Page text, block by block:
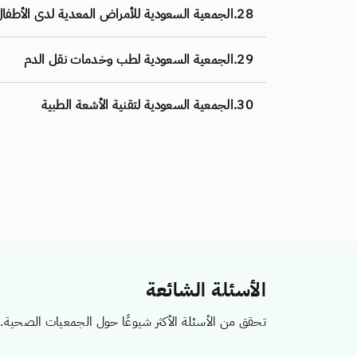
28. الجمعية السعودية للأمراض المعدية لدى
29. الجمعية السعودية لطب وخدمات نقل الدم
30. الجمعية السعودية لتقنية الأشعة الطبية
الأسئلة الشائعة
تحقق من الأسئلة الأكثر شيوعًا حول الجمعيات الصحية.